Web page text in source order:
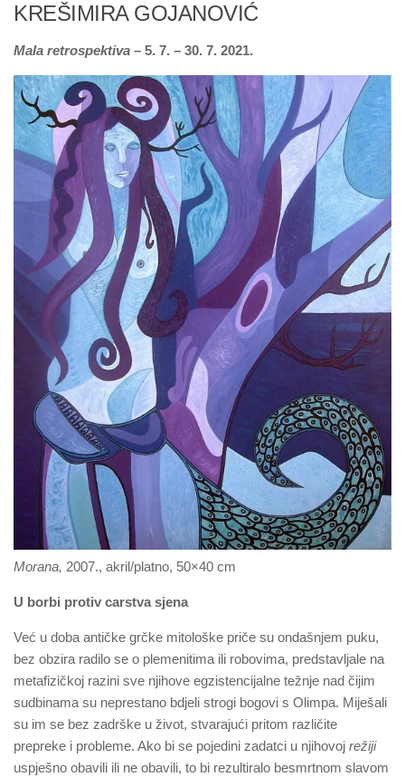
KREŠIMIRA GOJANOVIĆ
Mala retrospektiva – 5. 7. – 30. 7. 2021.
Morana, 2007., akril/platno, 50×40 cm
U borbi protiv carstva sjena
Već u doba antičke grčke mitološke priče su ondašnjem puku,
bez obzira radilo se o plemenitima ili robovima, predstavljale na
metafizičkoj razini sve njihove egzistencijalne težnje nad čijim
sudbinama su neprestano bdjeli strogi bogovi s Olimpa. Miješali
su im se bez zadrške u život, stvarajući pritom različite
prepreke i probleme. Ako bi se pojedini zadatci u njihovoj režiji
uspješno obavili ili ne obavili, to bi rezultiralo besmrtnom slavom